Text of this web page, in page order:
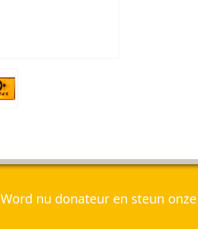
Word nu donateur en steun